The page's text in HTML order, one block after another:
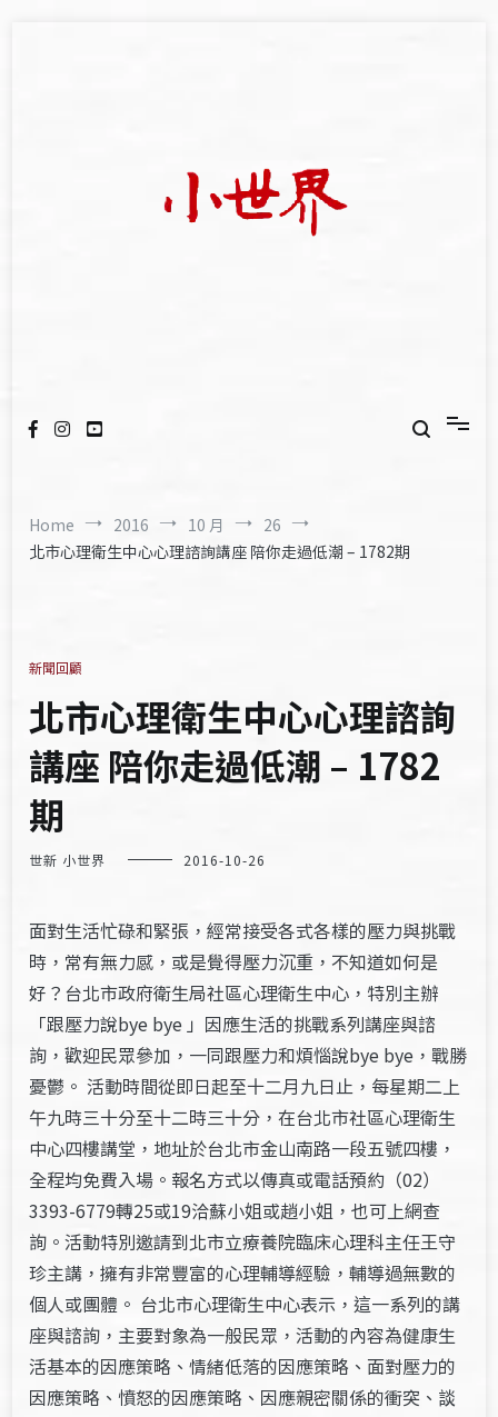
Home 2016 10 月
26
北市心理衛生中心心理諮詢講座 陪你走過低潮 – 1782期
新聞回顧
北市心理衛生中心心理諮詢
講座 陪你走過低潮 – 1782
期
世新 小世界 2016-10-26
面對生活忙碌和緊張，經常接受各式各樣的壓力與挑戰
時，常有無力感，或是覺得壓力沉重，不知道如何是
好？台北市政府衛生局社區心理衛生中心，特別主辦
「跟壓力說bye bye 」因應生活的挑戰系列講座與諮
詢，歡迎民眾參加，一同跟壓力和煩惱說bye bye，戰勝
憂鬱。 活動時間從即日起至十二月九日止，每星期二上
午九時三十分至十二時三十分，在台北市社區心理衛生
中心四樓講堂，地址於台北市金山南路一段五號四樓，
全程均免費入場。報名方式以傳真或電話預約（02）
3393-6779轉25或19洽蘇小姐或趙小姐，也可上網查
詢。活動特別邀請到北市立療養院臨床心理科主任王守
珍主講，擁有非常豐富的心理輔導經驗，輔導過無數的
個人或團體。 台北市心理衛生中心表示，這一系列的講
座與諮詢，主要對象為一般民眾，活動的內容為健康生
活基本的因應策略、情緒低落的因應策略、面對壓力的
因應策略、憤怒的因應策略、因應親密關係的衝突、談